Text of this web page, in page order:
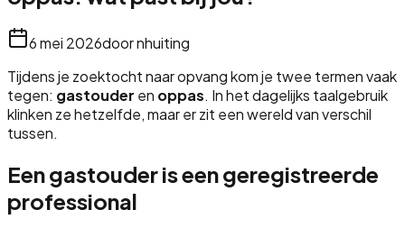
6 mei 2026doornhuiting
Tijdens je zoektocht naar opvang kom je twee termen vaak
tegen: gastouder en oppas. In het dagelijks taalgebruik
klinken ze hetzelfde, maar er zit een wereld van verschil
tussen.
Een gastouder is een geregistreerde
professional